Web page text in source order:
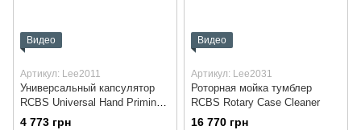
Видео
Артикул: Lee2011
Универсальный капсулятор
RCBS Universal Hand Priming
Tool
4 773 грн
Видео
Артикул: Lee2031
Роторная мойка тумблер
RCBS Rotary Case Cleaner
16 770 грн